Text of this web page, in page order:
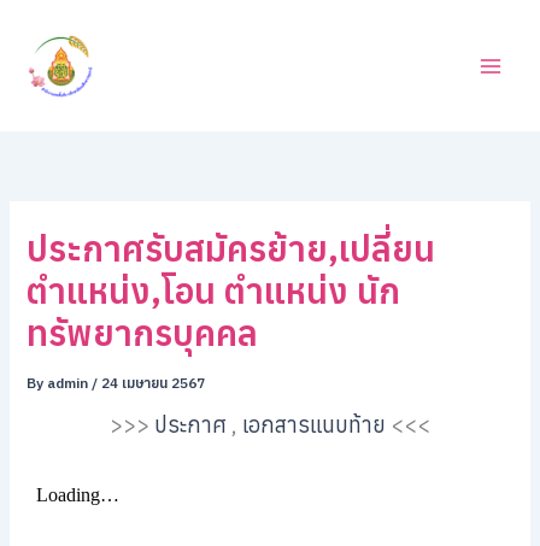
content
ประกาศรับสมัครย้าย,เปลี่ยน
ตำแหน่ง,โอน ตำแหน่ง นัก
ทรัพยากรบุคคล
By admin / 24 เมษายน 2567
>>> ประกาศ , เอกสารแนบท้าย <<<
ห
า